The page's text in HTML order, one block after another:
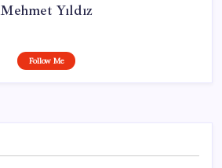
Mehmet Yıldız
Follow Me